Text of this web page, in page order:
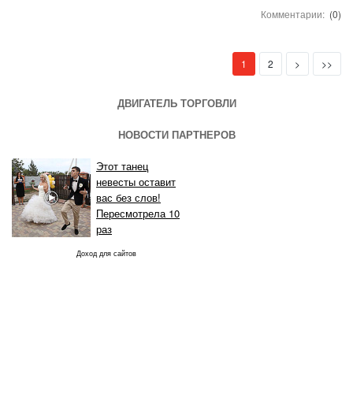
Комментарии: (0)
1 (current)
2 > >>
ДВИГАТЕЛЬ ТОРГОВЛИ
НОВОСТИ ПАРТНЕРОВ
Этот танец
невесты оставит
вас без слов!
Пересмотрела 10
раз
Доход для сайтов